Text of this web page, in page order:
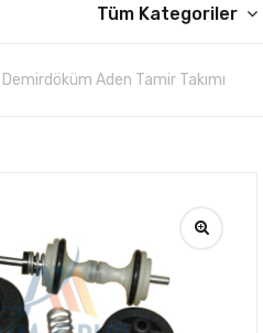
Tüm Kategoriler
Demirdöküm Aden Tamir Takımı